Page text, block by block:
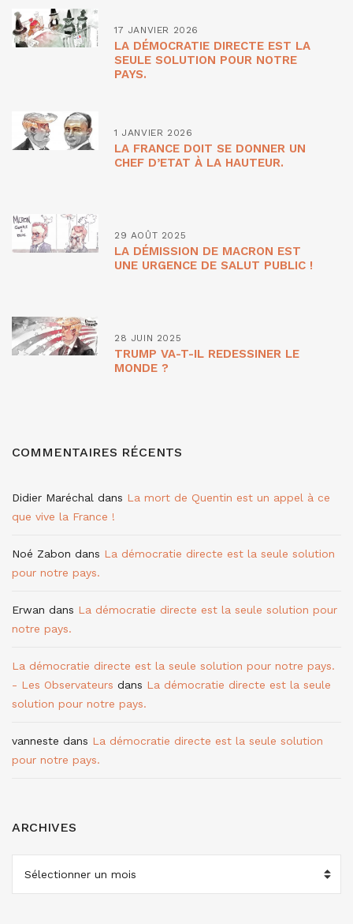
17 JANVIER 2026
LA DÉMOCRATIE DIRECTE EST LA
SEULE SOLUTION POUR NOTRE
PAYS.
1 JANVIER 2026
LA FRANCE DOIT SE DONNER UN
CHEF D’ETAT À LA HAUTEUR.
29 AOÛT 2025
LA DÉMISSION DE MACRON EST
UNE URGENCE DE SALUT PUBLIC !
28 JUIN 2025
TRUMP VA-T-IL REDESSINER LE
MONDE ?
COMMENTAIRES RÉCENTS
Didier Maréchal dans La mort de Quentin est un appel à ce
que vive la France !
Noé Zabon dans La démocratie directe est la seule solution
pour notre pays.
Erwan dans La démocratie directe est la seule solution pour
notre pays.
La démocratie directe est la seule solution pour notre pays.
- Les Observateurs dans La démocratie directe est la seule
solution pour notre pays.
vanneste dans La démocratie directe est la seule solution
pour notre pays.
ARCHIVES